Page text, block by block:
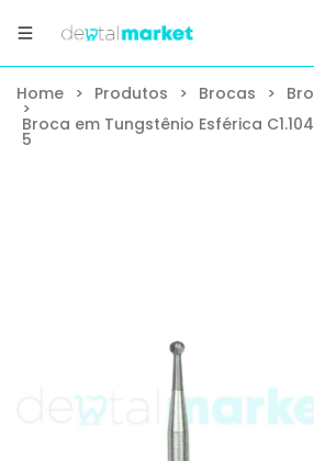
Home > Produtos > Brocas >
>
Broca em Tungstênio Esférica
5